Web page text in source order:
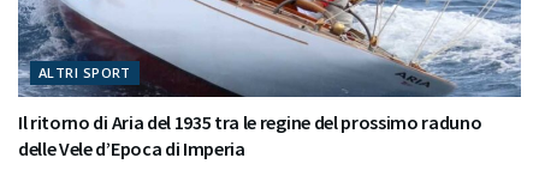
ALTRI SPORT
Il ritorno di Aria del 1935 tra le regine del prossimo raduno
delle Vele d’Epoca di Imperia